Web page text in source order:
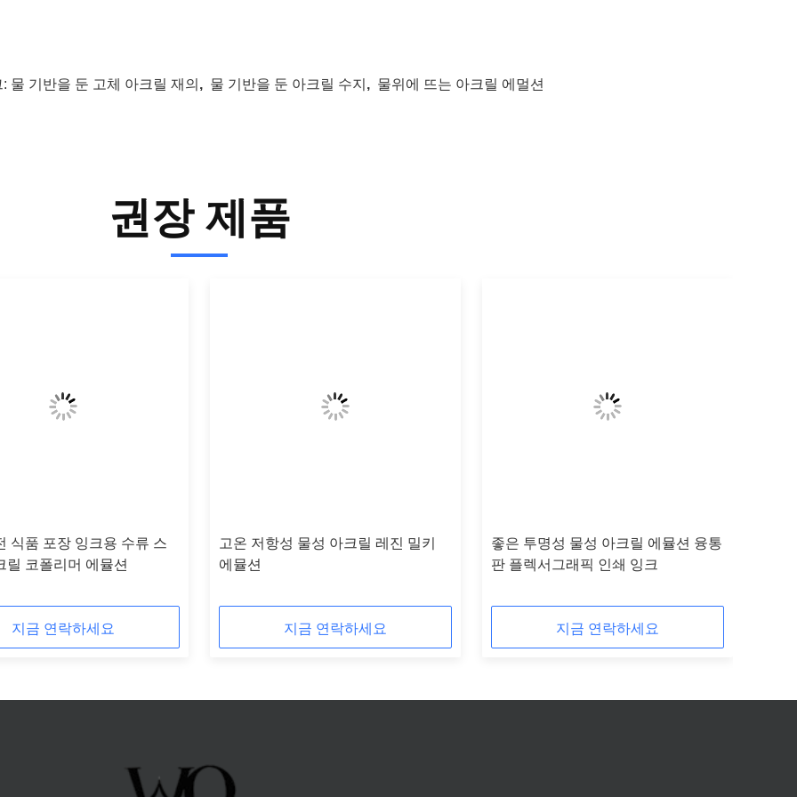
: 물 기반을 둔 고체 아크릴 재의 , 물 기반을 둔 아크릴 수지 , 물위에 뜨는 아크릴 에멀션
권장 제품
식품 포장 잉크용 수류 스
릴 코폴리머 에뮬션
지금 연락하세요
고온 저항성 물성 아크릴 레진 밀키
에뮬션
지금 연락하세요
좋은 투명성 물성 아크릴 에뮬션 융통
판 플렉서그래픽 인쇄 잉크
지금 연락하세요